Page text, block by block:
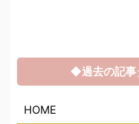
◆過去の記事
HOME